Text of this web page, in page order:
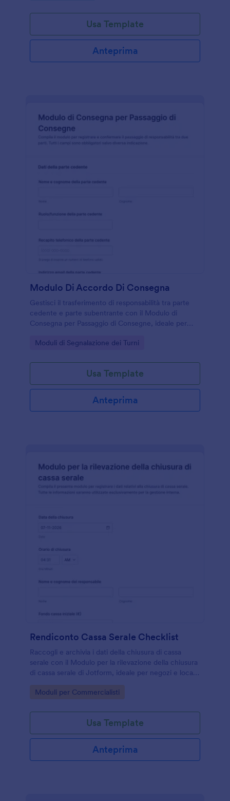
Usa Template
Anteprima
Modulo Di Accordo Di Consegna
Gestisci il trasferimento di responsabilità tra parte
cedente e parte subentrante con il Modulo di
Consegna per Passaggio di Consegne, ideale per
cambi turno e passaggi di incarico.
Go to Category:
Moduli di Segnalazione dei Turni
Usa Template
Anteprima
Rendiconto Cassa Serale Checklist
Raccogli e archivia i dati della chiusura di cassa
serale con il Modulo per la rilevazione della chiusura
di cassa serale di Jotform, ideale per negozi e locali
Go to Category:
Moduli per Commercialisti
Usa Template
Anteprima